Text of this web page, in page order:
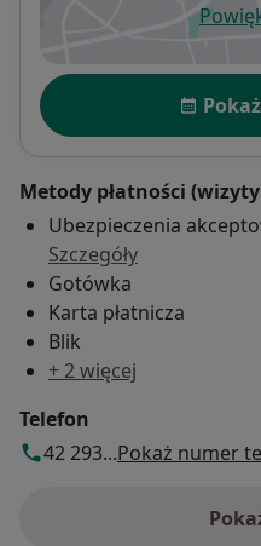
Dostępność
Metody płatności
Ubezpieczenia
Szczegóły
Gotówka
Karta płatnicza
Blik
+ 2 więcej
Telefon
42 293...Pokaż numer